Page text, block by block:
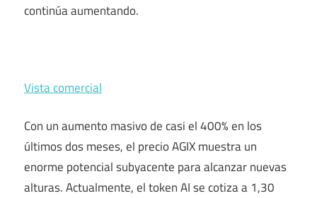
continúa aumentando.
Vista comercial
Con un aumento masivo de casi el 400% en los
últimos dos meses, el precio AGIX muestra un
enorme potencial subyacente para alcanzar nuevas
alturas. Actualmente, el token AI se cotiza a 1,30